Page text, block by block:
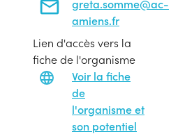
greta.somme@ac-
amiens.fr
Lien d'accès vers la
fiche de l'organisme
Voir la fiche
de
l'organisme et
son potentiel